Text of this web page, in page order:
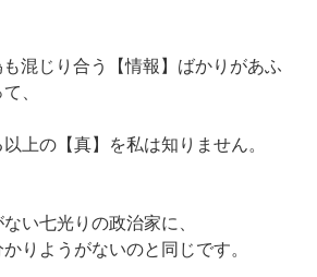
混じり合う【情報】ばかりがあふ
、
上の【真】を私は知りません。
い七光りの政治家に、
りようがないのと同じです。